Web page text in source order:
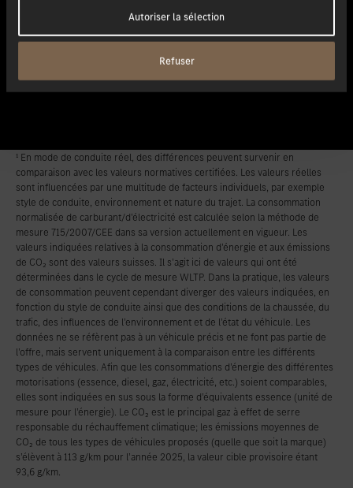
Autoriser la sélection
Refuser
¹ En mode de conduite réel, des différences peuvent survenir en
comparaison avec les valeurs normatives certifiées. Les valeurs réelles
sont influencées par une multitude de facteurs individuels, par exemple
style de conduite, environnement et nature du trajet. La consommation
normalisée de carburant/d’électricité est calculée selon la méthode de
mesure 715/2007/CEE dans sa version actuellement en vigueur. Les
valeurs indiquées relatives à la consommation d’énergie et aux émissions
de CO₂ sont des valeurs suisses. Il s’agit ici de valeurs qui ont été
déterminées dans le cycle de mesure WLTP. Dans la pratique, les valeurs
de consommation peuvent cependant diverger des valeurs indiquées, en
fonction du style de conduite ainsi que des conditions de la chaussée, du
trafic, des influences de l’environnement et de l’état du véhicule. Les
données ne se réfèrent pas à un véhicule précis et ne font pas partie de
l’offre, mais servent uniquement à la comparaison entre les différents
types de véhicules. Afin que les consommations d’énergie des différentes
motorisations (essence, diesel, gaz, électricité, etc.) soient comparables,
elles sont indiquées en sus sous la forme d’équivalents essence (unité de
mesure pour l’énergie). Le CO₂ est le principal gaz à effet de serre
responsable du réchauffement climatique; les émissions moyennes de
CO₂ de tous les types de véhicules proposés (quelle que soit la marque)
s’élèvent à 113 g/km pour l’année 2025, la valeur cible provisoire étant
93,6 g/km.